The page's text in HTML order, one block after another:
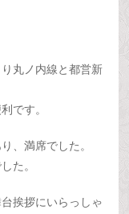
丸ノ内線と都営新
です。
、満席でした。
た。
挨拶にいらっしゃ